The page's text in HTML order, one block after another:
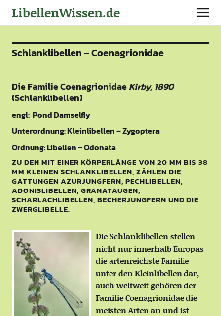
LibellenWissen.de
Schlanklibellen – Coenagrionidae
Die Familie CoenagrionidaeKirby, 1890
(Schlanklibellen)
engl: Pond Damselfly
Unterordnung: Kleinlibellen – Zygoptera
Ordnung: Libellen – Odonata
ZU DEN MIT EINER KÖRPERLÄNGE VON 20 MM BIS 38
MM KLEINEN SCHLANKLIBELLEN, ZÄHLEN DIE
GATTUNGEN AZURJUNGFERN, PECHLIBELLEN,
ADONISLIBELLEN, GRANATAUGEN,
SCHARLACHLIBELLEN, BECHERJUNGFERN UND DIE
ZWERGLIBELLE.
Die Schlanklibellen stellen
nicht nur innerhalb Europas
die artenreichste Familie
unter den Kleinlibellen dar,
auch weltweit gehören der
Familie Coenagrionidae die
meisten Arten an und ist